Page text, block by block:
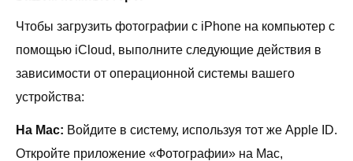
Чтобы загрузить фотографии с iPhone на компьютер с
помощью iCloud, выполните следующие действия в
зависимости от операционной системы вашего
устройства:
На Mac: Войдите в систему, используя тот же Apple ID.
Откройте приложение «Фотографии» на Mac,